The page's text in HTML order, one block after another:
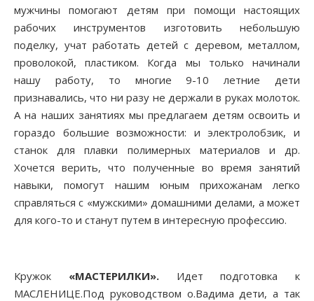
мужчины помогают детям при помощи настоящих
рабочих инструментов изготовить небольшую
поделку, учат работать детей с деревом, металлом,
проволокой, пластиком. Когда мы только начинали
нашу работу, то многие 9-10 летние дети
признавались, что ни разу не держали в руках молоток.
А на наших занятиях мы предлагаем детям освоить и
гораздо большие возможности: и электролобзик, и
станок для плавки полимерных материалов и др.
Хочется верить, что полученные во время занятий
навыки, помогут нашим юным прихожанам легко
справляться с «мужскими» домашними делами, а может
для кого-то и станут путем в интересную профессию.
Кружок «МАСТЕРИЛКИ». Идет подготовка к
МАСЛЕНИЦЕ.Под руководством о.Вадима дети, а так